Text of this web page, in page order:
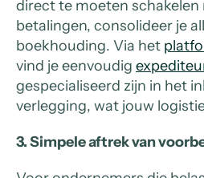
direct te moeten
betalingen, consolideer je
boekhouding. Via het
vind je eenvoudig
gespecialiseerd zijn in het
verlegging, wat jouw
3. Simpele aftrek van